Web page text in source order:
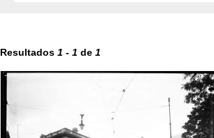
Resultados 1 - 1 de 1